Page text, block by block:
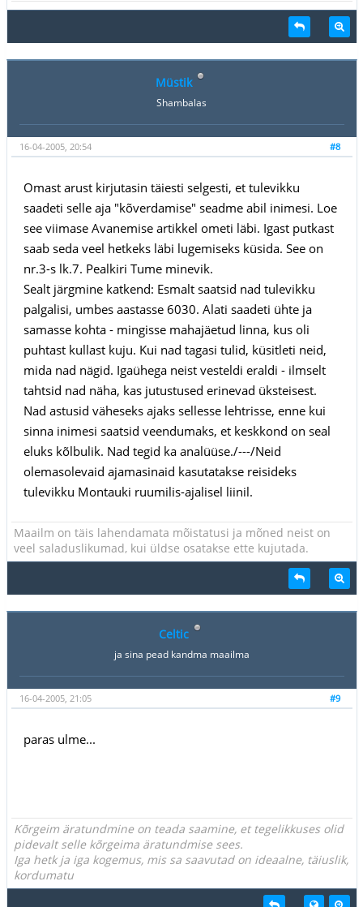
Müstik
Shambalas
#8
16-04-2005, 20:54
Omast arust kirjutasin täiesti selgesti, et tulevikku
saadeti selle aja "kõverdamise" seadme abil inimesi. Loe
see viimase Avanemise artikkel ometi läbi. Igast putkast
saab seda veel hetkeks läbi lugemiseks küsida. See on
nr.3-s lk.7. Pealkiri Tume minevik.
Sealt järgmine katkend: Esmalt saatsid nad tulevikku
palgalisi, umbes aastasse 6030. Alati saadeti ühte ja
samasse kohta - mingisse mahajäetud linna, kus oli
puhtast kullast kuju. Kui nad tagasi tulid, küsitleti neid,
mida nad nägid. Igaühega neist vesteldi eraldi - ilmselt
tahtsid nad näha, kas jutustused erinevad üksteisest.
Nad astusid väheseks ajaks sellesse lehtrisse, enne kui
sinna inimesi saatsid veendumaks, et keskkond on seal
eluks kõlbulik. Nad tegid ka analüüse./---/Neid
olemasolevaid ajamasinaid kasutatakse reisideks
tulevikku Montauki ruumilis-ajalisel liinil.
Maailm on täis lahendamata mõistatusi ja mõned neist on
veel saladuslikumad, kui üldse osatakse ette kujutada.
Celtic
ja sina pead kandma maailma
#9
16-04-2005, 21:05
paras ulme...
Kõrgeim äratundmine on teada saamine, et tegelikkuses olid
pidevalt selle kõrgeima äratundmise sees.
Iga hetk ja iga kogemus, mis sa saavutad on ideaalne, täiuslik,
kordumatu